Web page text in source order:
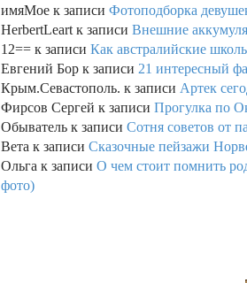
имяМое к записи Фотоподборка
HerbertLeart к записи Внешние
12== к записи Как австралийские
Евгений Бор к записи 21 интересный
Крым.Севастополь. к записи Артек
Фирсов Сергей к записи Прогулка по
Обыватель к записи Сотня советов от
Вета к записи Сказочные пейзажи
Ольга к записи О чем стоит помнить
фото)